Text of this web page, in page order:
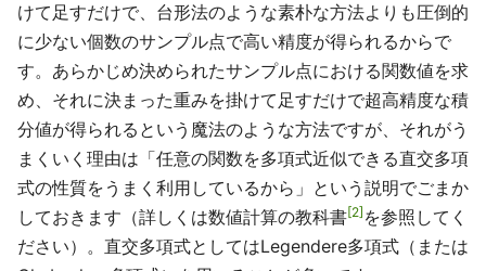
けて足すだけで、台形法のような素朴な方法よりも圧倒的
に少ない個数のサンプル点で高い精度が得られるからで
す。あらかじめ決められたサンプル点における関数値を求
め、それに決まった重みを掛けて足すだけで超高精度な積
分値が得られるという魔法のような方法ですが、それがう
まくいく理由は「任意の関数を多項式近似できる直交多項
式の性質をうまく利用しているから」という説明でごまか
しておきます（詳しくは数値計算の教科書 2 を参照してく
ださい）。直交多項式としてはLegendere多項式（または